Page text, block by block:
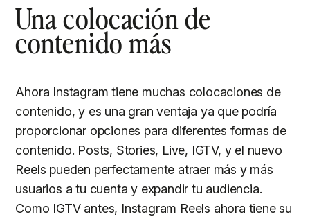
Una colocación de
contenido más
Ahora Instagram tiene muchas colocaciones de
contenido, y es una gran ventaja ya que podría
proporcionar opciones para diferentes formas de
contenido. Posts, Stories, Live, IGTV, y el nuevo
Reels pueden perfectamente atraer más y más
usuarios a tu cuenta y expandir tu audiencia.
Como IGTV antes, Instagram Reels ahora tiene su